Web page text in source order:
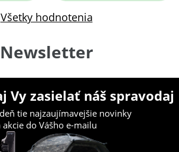
Všetky hodnotenia
Newsletter
Vy zasielať náš spravodaj
tie najzaujímavejšie novinky
akcie do Vášho e-mailu